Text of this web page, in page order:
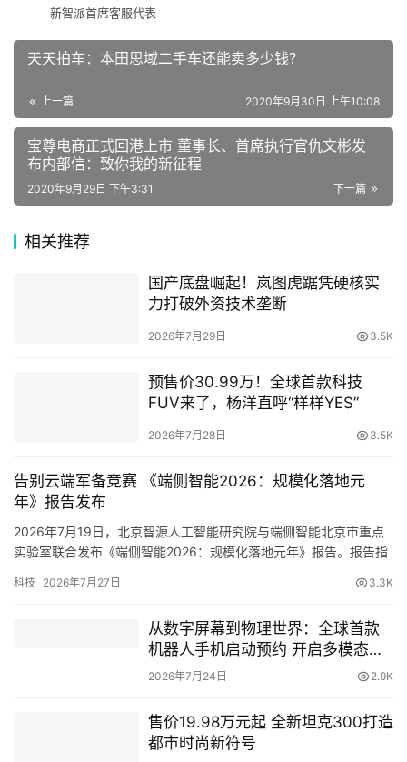
机
数
专
栏
专
登录
原创文章，作者：新智派，如若转载，请注明出处：
https://knewsmart.com/archives/33839
新智派首席客服代表
天天拍车：本田思域二手车还能卖多少钱？
上一篇 2020年9月30日 上午10:08
宝尊电商正式回港上市 董事长、首席执行官仇文彬发
布内部信：致你我的新征程
下一篇
2020年9月29日 下午3:31
相关推荐
国产底盘崛起！岚图虎踞凭硬核实
力打破外资技术垄断
2026年7月29日 3.5K
预售价30.99万！全球首款科技
FUV来了，杨洋直呼“样样YES”
2026年7月28日 3.5K
告别云端军备竞赛 《端侧智能2026：规模化落地元
年》报告发布
2026年7月19日，北京智源人工智能研究院与端侧智能北京市重点
实验室联合发布《端侧智能2026：规模化落地元年》报告。报告指
结构性跃迁，2026年已成为…
科技 2026年7月27日 3.3K
从数字屏幕到物理世界：全球首款
机器人手机启动预约 开启多模态具
身交互新时代
2026年7月24日 2.9K
售价19.98万元起 全新坦克300打造
都市时尚新符号